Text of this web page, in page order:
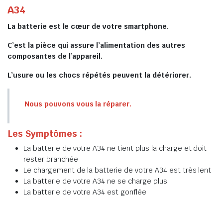
A34
La batterie est le cœur de votre smartphone.
C’est la pièce qui assure l’alimentation des autres
composantes de l’appareil.
L’usure ou les chocs répétés peuvent la détériorer.
Nous pouvons vous la réparer.
Les Symptômes :
La batterie de votre A34 ne tient plus la charge et doit
rester branchée
Le chargement de la batterie de votre A34 est très lent
La batterie de votre A34 ne se charge plus
La batterie de votre A34 est gonflée